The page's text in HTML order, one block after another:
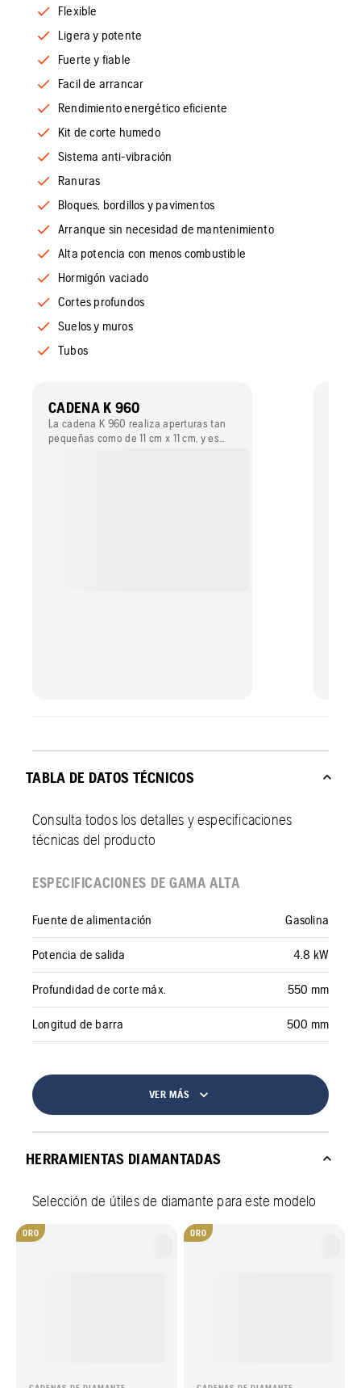
Flexible
Ligera y potente
Fuerte y fiable
Facil de arrancar
Rendimiento energético eficiente
Kit de corte humedo
Sistema anti-vibración
Ranuras
Bloques, bordillos y pavimentos
Arranque sin necesidad de mantenimiento
Alta potencia con menos combustible
Hormigón vaciado
Cortes profundos
Suelos y muros
Tubos
CADENA K 960
La cadena K 960 realiza aperturas tan
pequeñas como de 11 cm x 11 cm, y es
TABLA DE DATOS TÉCNICOS
Consulta todos los detalles y especificaciones
técnicas del producto
ESPECIFICACIONES DE GAMA ALTA
Fuente de alimentación Gasolina
Potencia de salida 4.8 kW
Profundidad de corte máx. 550 mm
Longitud de barra 500 mm
VER MÁS
HERRAMIENTAS DIAMANTADAS
Selección de útiles de diamante para este modelo
ORO ORO